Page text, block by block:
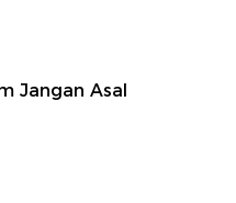
Jangan Asal